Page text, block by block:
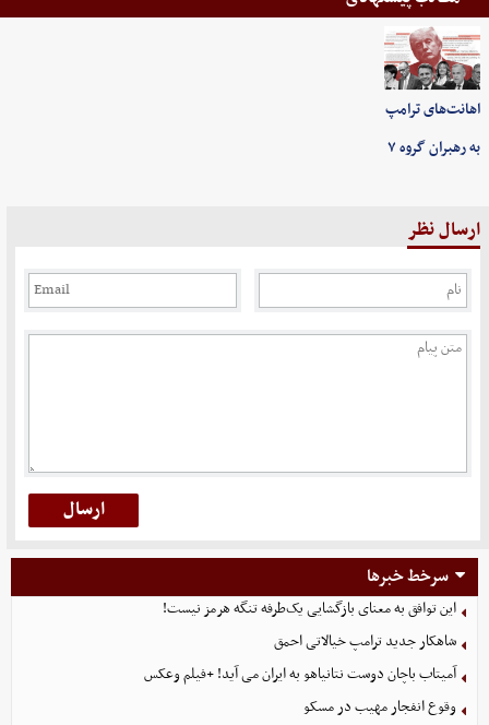
اهانت‌های ترامپ
به رهبران گروه ۷
ارسال نظر
سرخط خبرها
این توافق به معنای بازگشایی یک‌طرفه تنگه هرمز نیست!
شاهکار جدید ترامپ خیالاتی احمق
آمیتاب باچان دوست نتانیاهو به ایران می آید! +فیلم وعکس
وقوع انفجار مهیب در مسکو